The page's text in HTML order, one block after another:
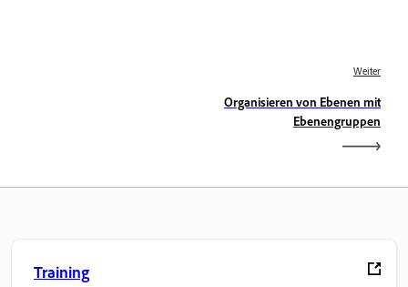
Weiter
Organisieren von Ebenen mit
Ebenengruppen
Training